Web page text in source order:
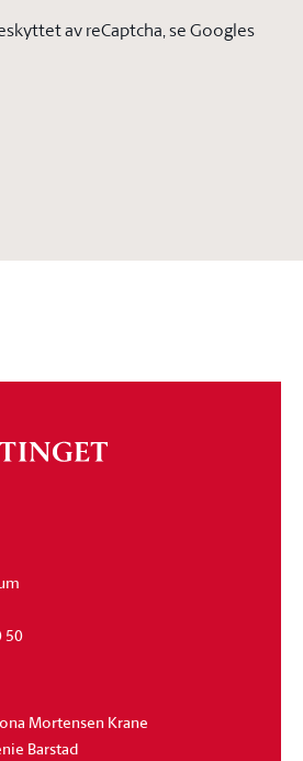
av reCaptcha, se Googles
50
Mortensen Krane
Barstad